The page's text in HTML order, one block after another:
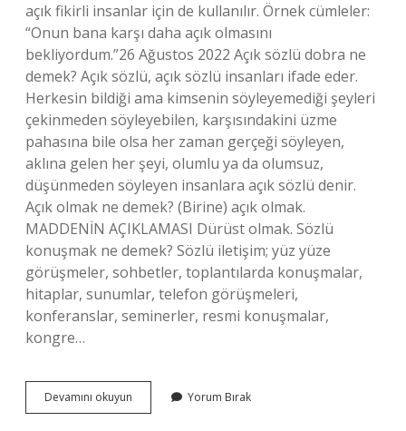
açık fikirli insanlar için de kullanılır. Örnek cümleler:
“Onun bana karşı daha açık olmasını
bekliyordum.”26 Ağustos 2022 Açık sözlü dobra ne
demek? Açık sözlü, açık sözlü insanları ifade eder.
Herkesin bildiği ama kimsenin söyleyemediği şeyleri
çekinmeden söyleyebilen, karşısındakini üzme
pahasına bile olsa her zaman gerçeği söyleyen,
aklına gelen her şeyi, olumlu ya da olumsuz,
düşünmeden söyleyen insanlara açık sözlü denir.
Açık olmak ne demek? (Birine) açık olmak.
MADDENİN AÇIKLAMASI Dürüst olmak. Sözlü
konuşmak ne demek? Sözlü iletişim; yüz yüze
görüşmeler, sohbetler, toplantılarda konuşmalar,
hitaplar, sunumlar, telefon görüşmeleri,
konferanslar, seminerler, resmi konuşmalar,
kongre…
Devamını okuyun
Sözlü
Yorum Bırak